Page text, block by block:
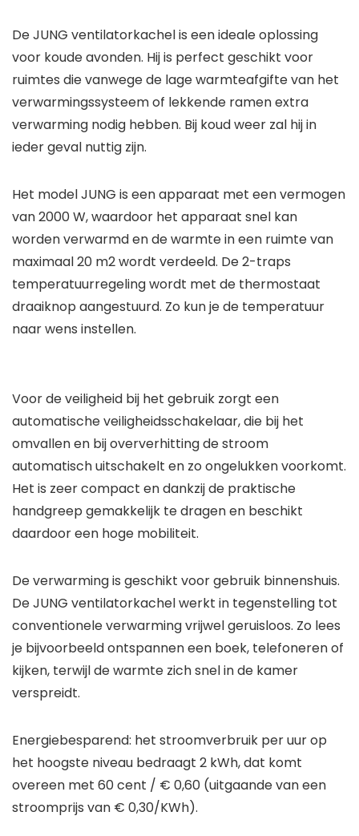
De JUNG ventilatorkachel is een ideale oplossing
voor koude avonden. Hij is perfect geschikt voor
ruimtes die vanwege de lage warmteafgifte van het
verwarmingssysteem of lekkende ramen extra
verwarming nodig hebben. Bij koud weer zal hij in
ieder geval nuttig zijn.
Het model JUNG is een apparaat met een vermogen
van 2000 W, waardoor het apparaat snel kan
worden verwarmd en de warmte in een ruimte van
maximaal 20 m2 wordt verdeeld. De 2-traps
temperatuurregeling wordt met de thermostaat
draaiknop aangestuurd. Zo kun je de temperatuur
naar wens instellen.
Voor de veiligheid bij het gebruik zorgt een
automatische veiligheidsschakelaar, die bij het
omvallen en bij oververhitting de stroom
automatisch uitschakelt en zo ongelukken voorkomt.
Het is zeer compact en dankzij de praktische
handgreep gemakkelijk te dragen en beschikt
daardoor een hoge mobiliteit.
De verwarming is geschikt voor gebruik binnenshuis.
De JUNG ventilatorkachel werkt in tegenstelling tot
conventionele verwarming vrijwel geruisloos. Zo lees
je bijvoorbeeld ontspannen een boek, telefoneren of
kijken, terwijl de warmte zich snel in de kamer
verspreidt.
Energiebesparend: het stroomverbruik per uur op
het hoogste niveau bedraagt 2 kWh, dat komt
overeen met 60 cent / € 0,60 (uitgaande van een
stroomprijs van € 0,30/KWh).